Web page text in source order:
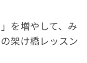
を増やして、み
架け橋レッスン